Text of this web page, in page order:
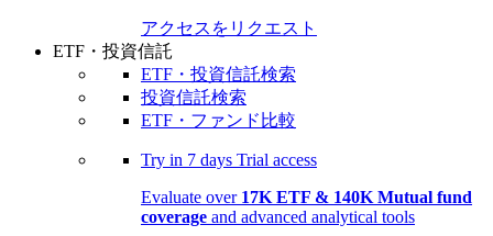
アクセスをリクエスト
ETF・投資信託
ETF・投資信託検索
投資信託検索
ETF・ファンド比較
Try in 7 days Trial access
Evaluate over 17K ETF & 140K Mutual fund
coverage and advanced analytical tools